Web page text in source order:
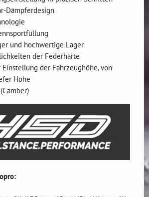
Dämpferdesign
und hochwertige Lager
der Federhärte
der Fahrzeughöhe, von
Höhe